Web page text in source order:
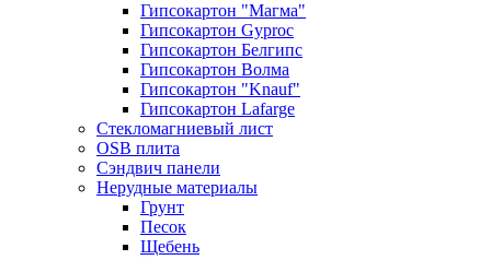
Гипсокартон "Магма"
Гипсокартон Gyproc
Гипсокартон Белгипс
Гипсокартон Волма
Гипсокартон "Knauf"
Гипсокартон Lafarge
Стекломагниевый лист
OSB плита
Сэндвич панели
Нерудные материалы
Грунт
Песок
Щебень